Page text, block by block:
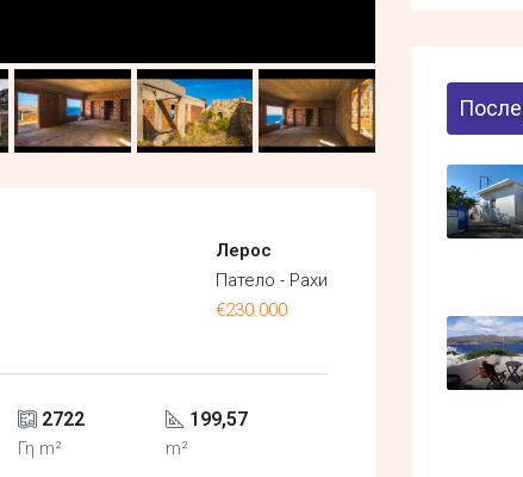
Лерос
Патело - Рахи
€230.000
2722
Γη m²
199,57
m²